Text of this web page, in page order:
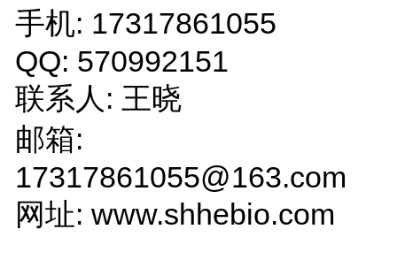
手机: 17317861055
QQ: 570992151
联系人: 王晓
邮箱:
17317861055@163.com
网址: www.shhebio.com